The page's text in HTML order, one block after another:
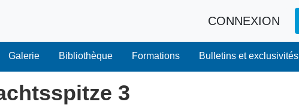
CONNEXION
Galerie Bibliothèque Formations Bulletins et exclusivités
3